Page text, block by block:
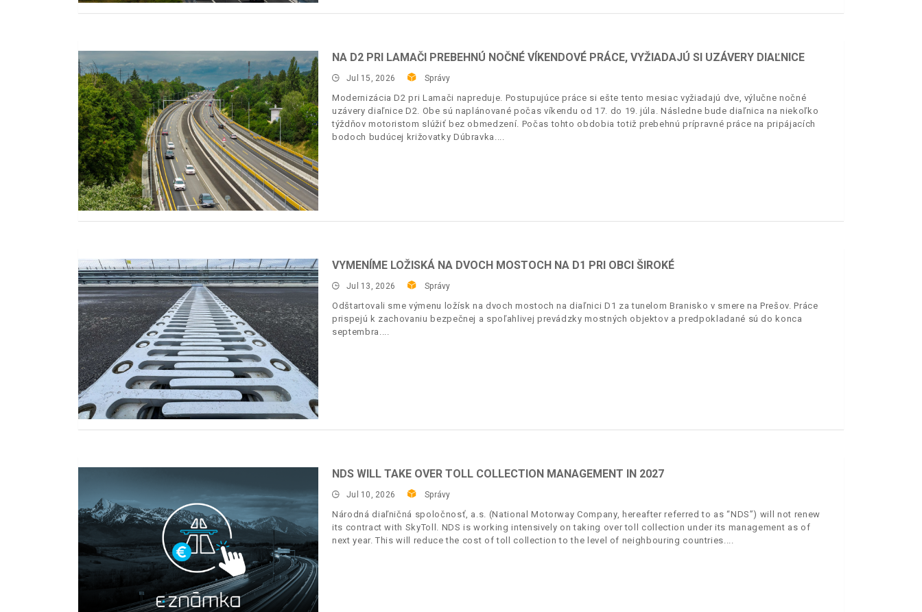
NA D2 PRI LAMAČI PREBEHNÚ NOČNÉ VÍKENDOVÉ PRÁCE, VYŽIADAJÚ SI UZÁVERY DIAĽNICE
Jul 15, 2026 Správy
Modernizácia D2 pri Lamači napreduje. Postupujúce práce si ešte tento mesiac vyžiadajú dve, výlučne nočné
uzávery diaľnice D2. Obe sú naplánované počas víkendu od 17. do 19. júla. Následne bude diaľnica na niekoľko
týždňov motoristom slúžiť bez obmedzení. Počas tohto obdobia totiž prebehnú prípravné práce na pripájacích
bodoch budúcej križovatky Dúbravka.
VYMENÍME LOŽISKÁ NA DVOCH MOSTOCH NA D1 PRI OBCI ŠIROKÉ
Jul 13, 2026 Správy
Odštartovali sme výmenu ložísk na dvoch mostoch na diaľnici D1 za tunelom Branisko v smere na Prešov. Práce
prispejú k zachovaniu bezpečnej a spoľahlivej prevádzky mostných objektov a predpokladané sú do konca
septembra.
NDS WILL TAKE OVER TOLL COLLECTION MANAGEMENT IN 2027
Jul 10, 2026 Správy
Národná diaľničná spoločnosť, a.s. (National Motorway Company, hereafter referred to as “NDS”) will not renew
its contract with SkyToll. NDS is working intensively on taking over toll collection under its management as of
next year. This will reduce the cost of toll collection to the level of neighbouring countries.